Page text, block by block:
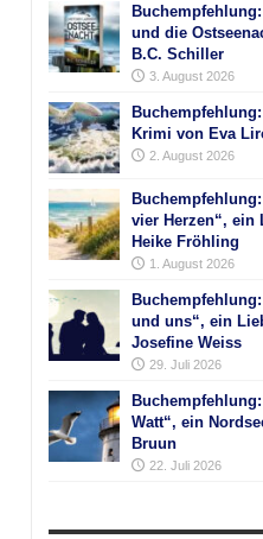
und die
B.C. Schiller
3. August 2026
Krimi von Eva
2. August 2026
vier Herzen“, ein
Heike Fröhling
1. August 2026
und uns“, ein
Josefine Weiss
29. Juli 2026
Watt“, ein
Bruun
22. Juli 2026